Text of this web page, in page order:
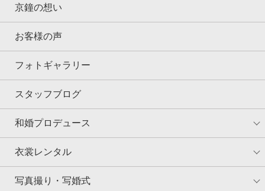
京鐘の想い
お客様の声
フォトギャラリー
スタッフブログ
和婚プロデュース
衣裳レンタル
写真撮り・写婚式